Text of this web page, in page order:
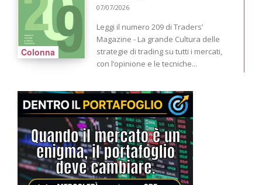
Colonna
07/07/2026
Leggi il numero 209 di Traders’
Magazine - La grande Cultura delle
strategie di trading su tutti i mercati,
con l’opinione e le tecniche...